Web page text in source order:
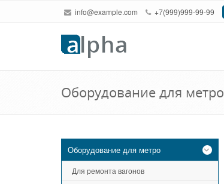
info@example.com +7(999)999-99-99
Оборудование для метро
Оборудование для метро
Для ремонта вагонов